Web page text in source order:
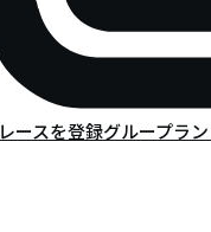
レースを登録グループラン